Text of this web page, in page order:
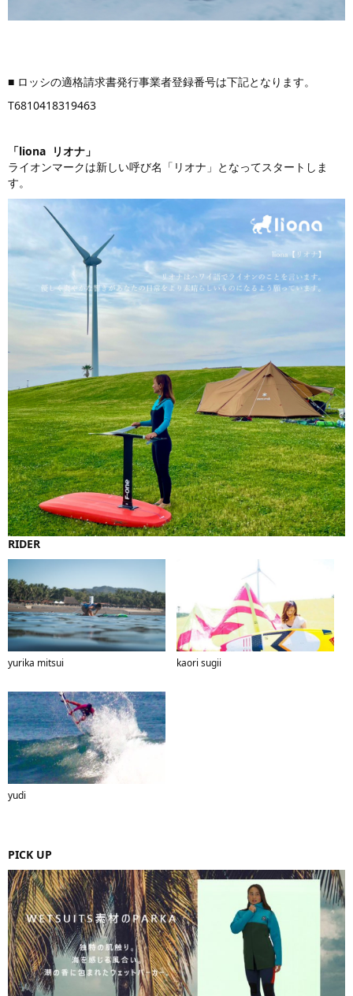
■ ロッシの適格請求書発行事業者登録番号は下記となります。
T6810418319463
「liona リオナ」
ライオンマークは新しい呼び名「リオナ」となってスタートしま
す。
RIDER
yurika mitsui kaori sugii
yudi
PICK UP